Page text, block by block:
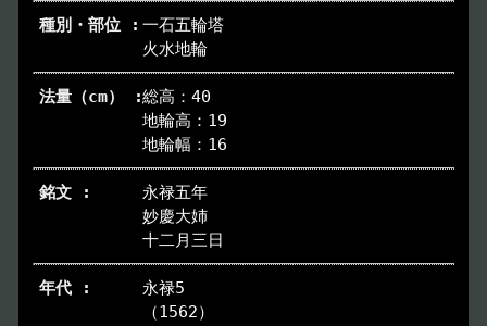
一石五輪塔
火水地輪
総高：40
地輪高：19
地輪幅：16
永禄五年
妙慶大姉
十二月三日
永禄5
（1562）